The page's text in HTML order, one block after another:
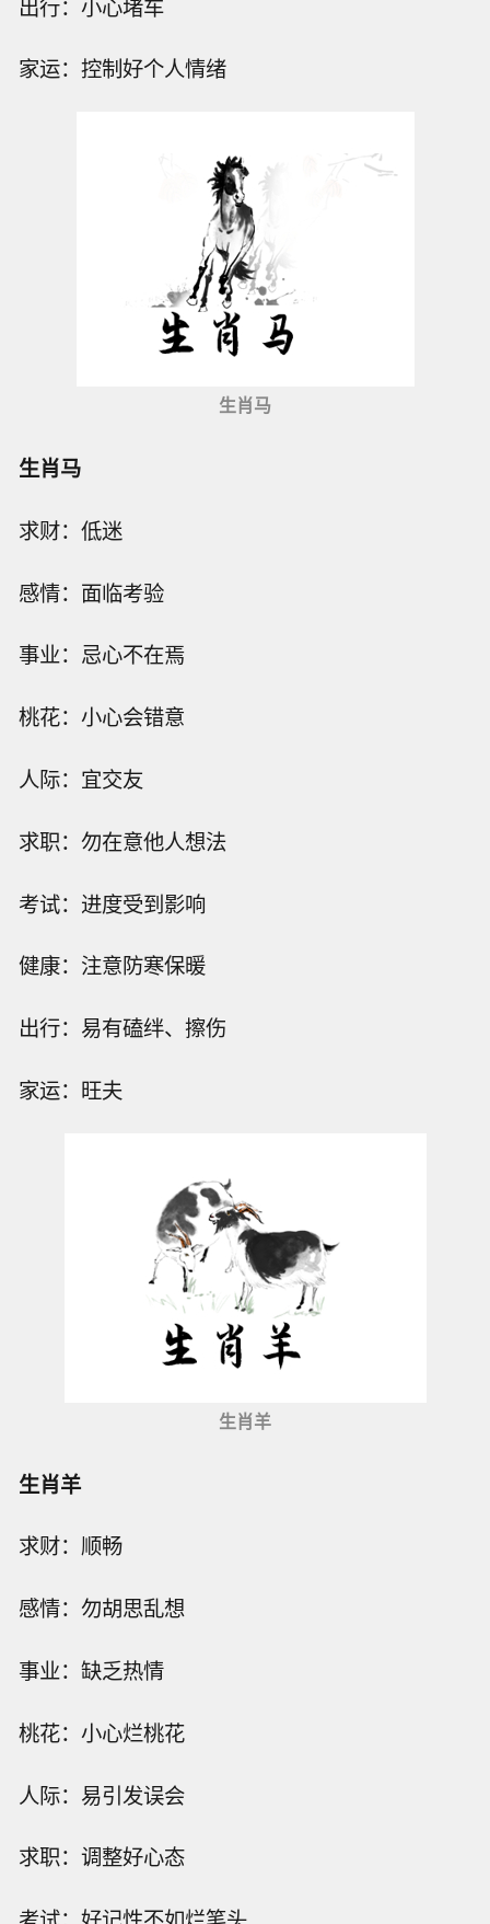
出行：小心堵车
家运：控制好个人情绪
生肖马
生肖马
求财：低迷
感情：面临考验
事业：忌心不在焉
桃花：小心会错意
人际：宜交友
求职：勿在意他人想法
考试：进度受到影响
健康：注意防寒保暖
出行：易有磕绊、擦伤
家运：旺夫
生肖羊
生肖羊
求财：顺畅
感情：勿胡思乱想
事业：缺乏热情
桃花：小心烂桃花
人际：易引发误会
求职：调整好心态